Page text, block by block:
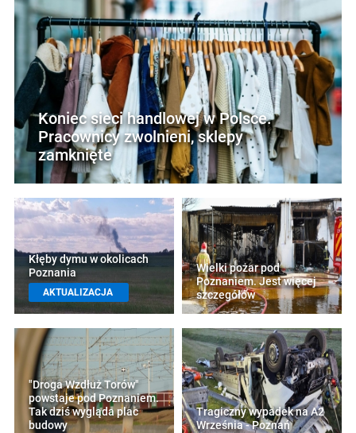
Koniec sieci handlowej w Polsce.
Pracownicy zwolnieni, sklepy
zamknięte
Kłęby dymu w okolicach
Poznania
AKTUALIZACJA
Wielki pożar pod
Poznaniem. Jest więcej
szczegółów
"Droga Wzdłuż Torów"
powstaje pod Poznaniem.
Tak dziś wygląda plac
budowy
Tragiczny wypadek na A2
Września - Poznań